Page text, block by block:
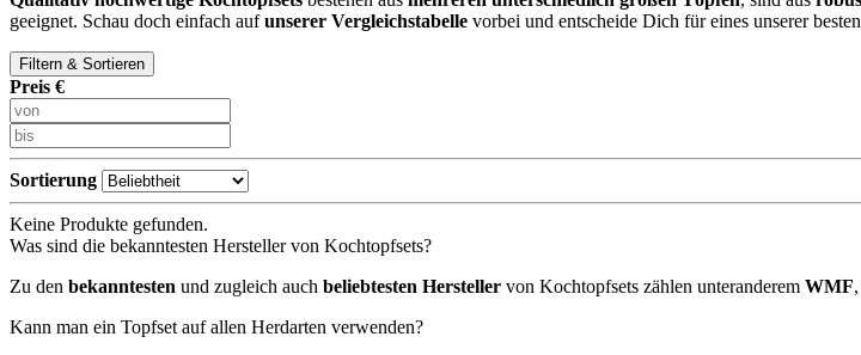
geeignet. Schau doch einfach aufunserer Vergleichstabelle vorbei und entscheide Dich für eines unserer
Filtern & Sortieren
Preis €
Sortierung
Keine Produkte gefunden.
Was sind die bekanntesten Hersteller von Kochtopfsets?
Zu den bekanntesten und zugleich auch beliebtesten Hersteller von Kochtopfsets zählen unteranderem WMF,
Kann man ein Topfset auf allen Herdarten verwenden?